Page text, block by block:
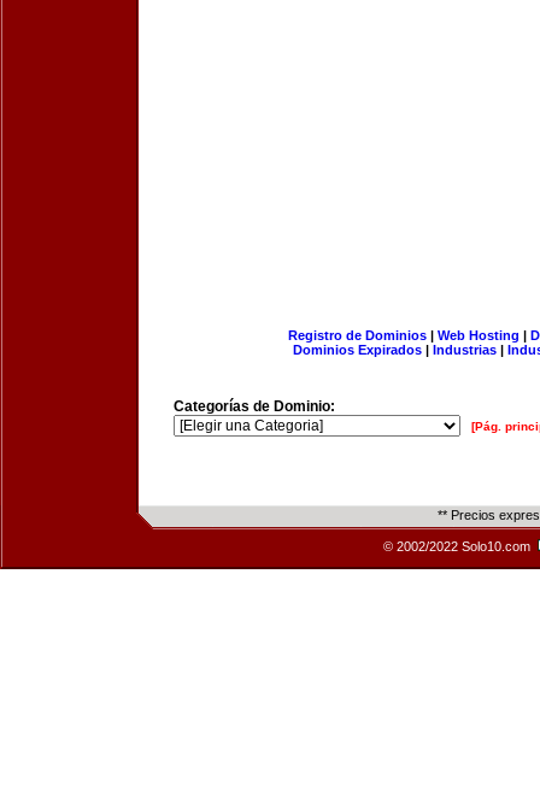
Registro de Dominios| Web Hosting |
Dominios Expirados | Industrias |
Categorías de Dominio:
[Pág.
** Precios
© 2002/2022 Solo10.com